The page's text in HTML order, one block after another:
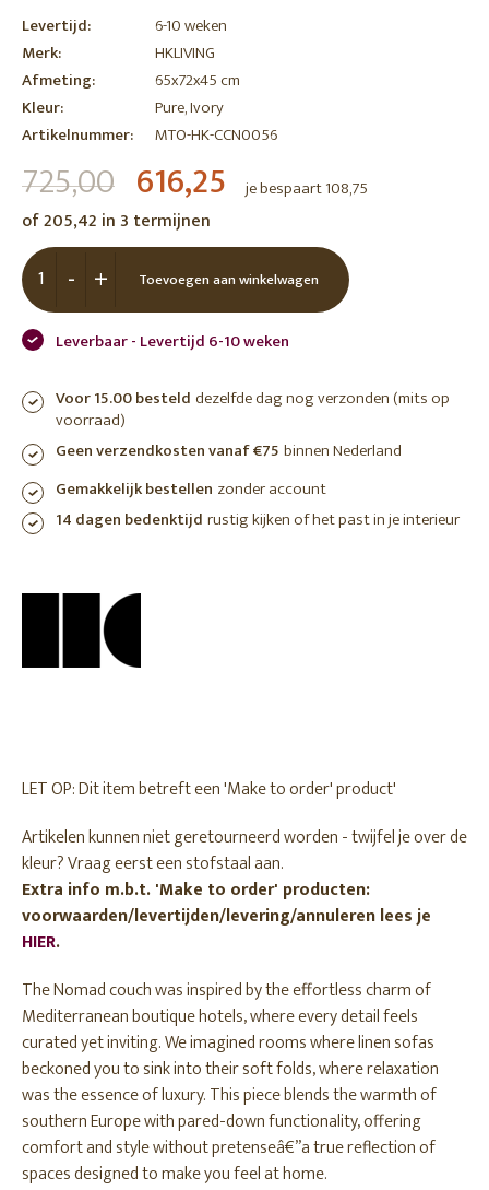
Levertijd:
6-10 weken
Merk:
HKLIVING
Afmeting:
65x72x45 cm
Kleur:
Pure, Ivory
Artikelnummer:
MTO-HK-CCN0056
725,00 616,25 je bespaart 108,75
of 205,42 in 3 termijnen
+
- Toevoegen aan winkelwagen
Leverbaar - Levertijd 6-10 weken
Voor 15.00 besteld dezelfde dag nog verzonden (mits op
voorraad)
Geen verzendkosten vanaf €75 binnen Nederland
Gemakkelijk bestellen zonder account
14 dagen bedenktijd rustig kijken of het past in je interieur
LET OP: Dit item betreft een 'Make to order' product'
Artikelen kunnen niet geretourneerd worden - twijfel je over de
kleur? Vraag eerst een stofstaal aan.
Extra info m.b.t. 'Make to order' producten:
voorwaarden/levertijden/levering/annuleren lees je
HIER.
The Nomad couch was inspired by the effortless charm of
Mediterranean boutique hotels, where every detail feels
curated yet inviting. We imagined rooms where linen sofas
beckoned you to sink into their soft folds, where relaxation
was the essence of luxury. This piece blends the warmth of
southern Europe with pared-down functionality, offering
comfort and style without pretenseâ€”a true reflection of
spaces designed to make you feel at home.